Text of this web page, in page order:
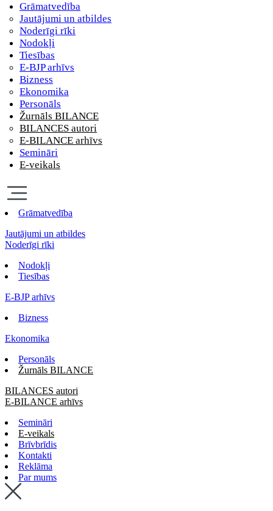
Grāmatvedība
Jautājumi un atbildes
Noderīgi rīki
Nodokļi
Tiesības
E-BJP arhīvs
Bizness
Ekonomika
Personāls
Žurnāls BILANCE
BILANCES autori
E-BILANCE arhīvs
Semināri
E-veikals
Grāmatvedība
Jautājumi un atbildes
Noderīgi rīki
Nodokļi
Tiesības
E-BJP arhīvs
Bizness
Ekonomika
Personāls
Žurnāls BILANCE
BILANCES autori
E-BILANCE arhīvs
Semināri
E-veikals
Brīvbrīdis
Kontakti
Reklāma
Par mums